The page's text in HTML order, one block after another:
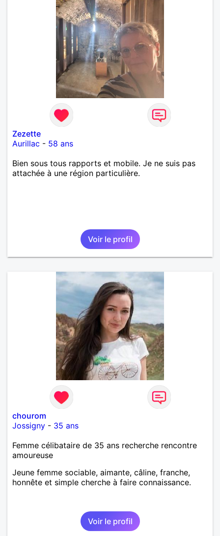
Zezette
Aurillac - 58 ans
Bien sous tous rapports et mobile. Je ne suis pas
attachée à une région particulière.
Voir le profil
chourom
Jossigny - 35 ans
Femme célibataire de 35 ans recherche rencontre
amoureuse
Jeune femme sociable, aimante, câline, franche,
honnête et simple cherche à faire connaissance.
Voir le profil